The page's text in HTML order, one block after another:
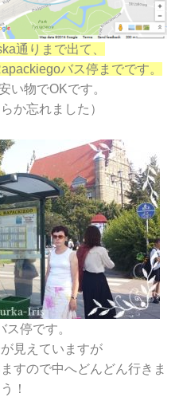
通りまで出て、
バス停までです。
い物でOKです。
か忘れました）
ス停です。
見えていますが
すので中へどんどん行きま
！